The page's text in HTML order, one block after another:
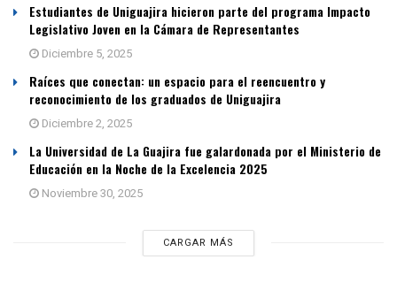
Estudiantes de Uniguajira hicieron parte del programa Impacto
Legislativo Joven en la Cámara de Representantes
Diciembre 5, 2025
Raíces que conectan: un espacio para el reencuentro y
reconocimiento de los graduados de Uniguajira
Diciembre 2, 2025
La Universidad de La Guajira fue galardonada por el Ministerio de
Educación en la Noche de la Excelencia 2025
Noviembre 30, 2025
CARGAR MÁS